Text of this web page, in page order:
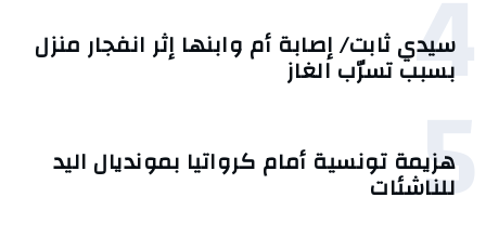
4
سيدي ثابت/ إصابة أم وابنها إثر انفجار منزل
بسبب تسرّب الغاز
5
هزيمة تونسية أمام كرواتيا بمونديال اليد
للناشئات